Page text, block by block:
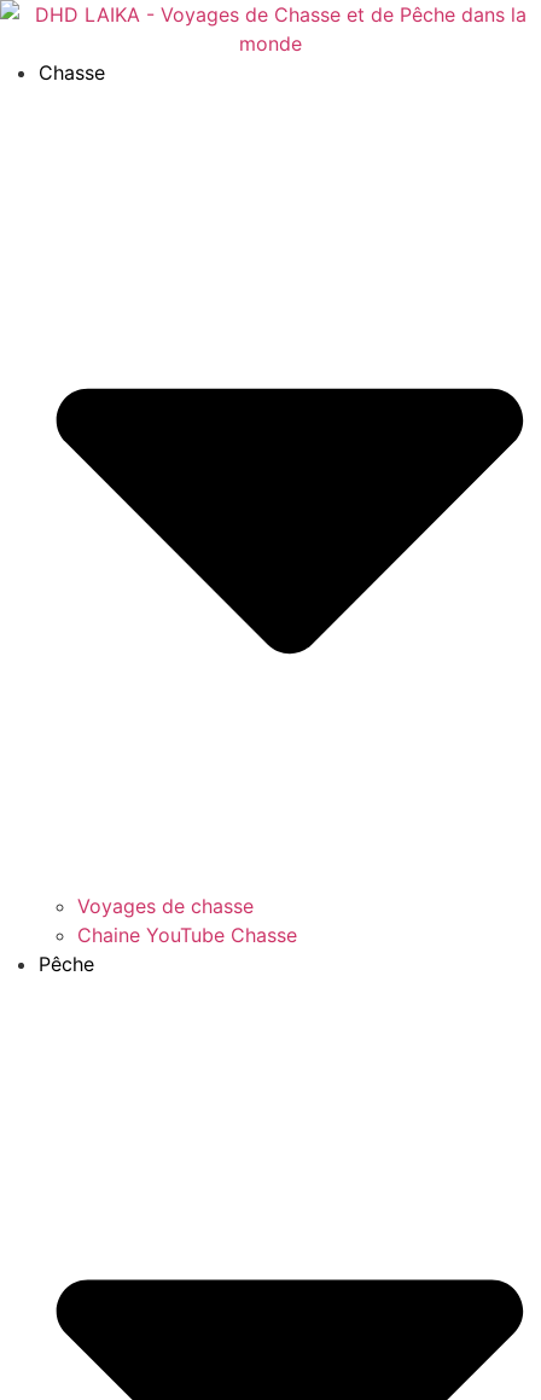
Chasse
Voyages de chasse
Chaine YouTube Chasse
Pêche
Panneau de gestion des cookies